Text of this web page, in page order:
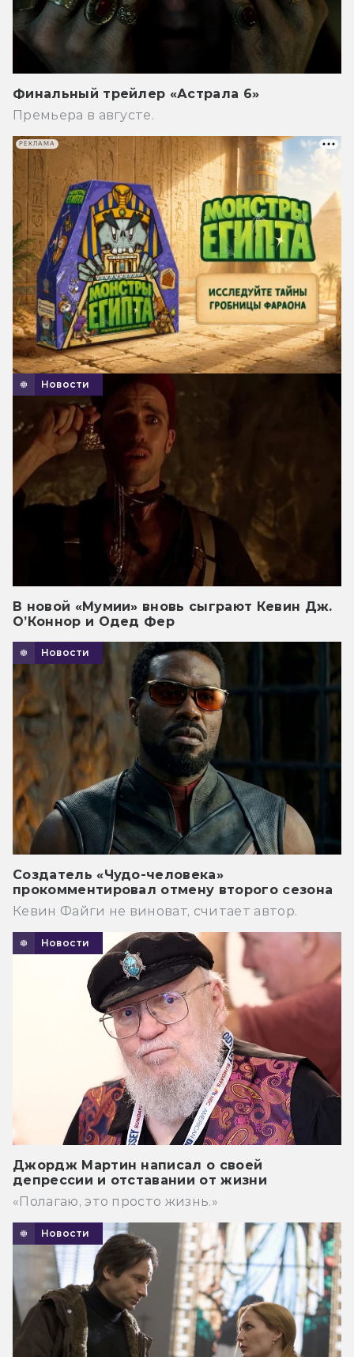
Финальный трейлер «Астрала 6»
Премьера в августе.
Новости
В новой «Мумии» вновь сыграют Кевин Дж.
О’Коннор и Одед Фер
Новости
Создатель «Чудо-человека»
прокомментировал отмену второго сезона
Кевин Файги не виноват, считает автор.
Новости
Джордж Мартин написал о своей
депрессии и отставании от жизни
«Полагаю, это просто жизнь.»
Новости
РЕКЛАМА